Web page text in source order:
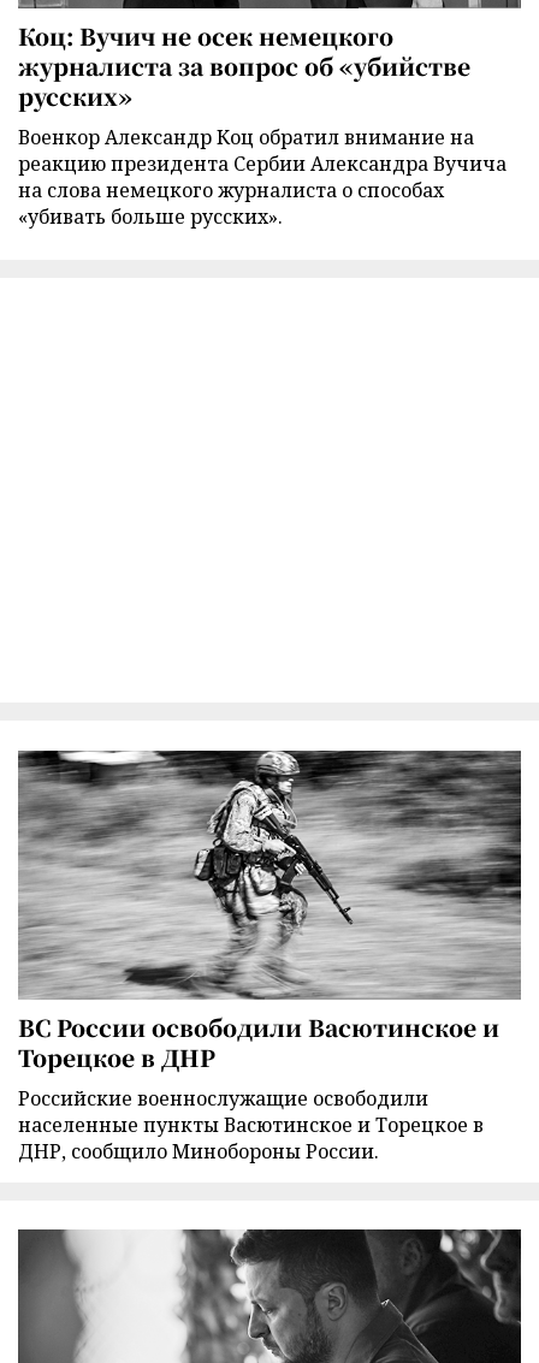
Коц: Вучич не осек немецкого
журналиста за вопрос об «убийстве
русских»
Военкор Александр Коц обратил внимание на
реакцию президента Сербии Александра Вучича
на слова немецкого журналиста о способах
«убивать больше русских».
ВС России освободили Васютинское и
Торецкое в ДНР
Российские военнослужащие освободили
населенные пункты Васютинское и Торецкое в
ДНР, сообщило Минобороны России.